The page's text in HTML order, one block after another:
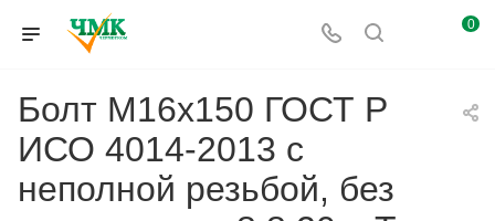
0
Болт М16x150 ГОСТ Р
ИСО 4014-2013 с
неполной резьбой, без